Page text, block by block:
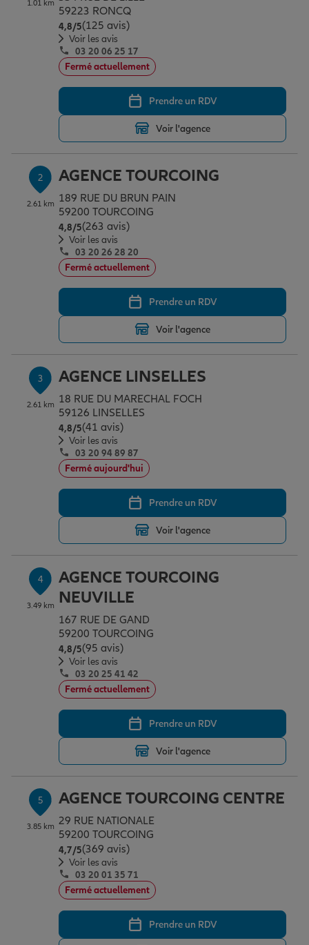
Assurance emprunteur
Prévoyance et dépendance
Assurance animal de compagnie
Protection de la famille
Protection juridique
Épargne & retraite
Plan épargne retraite
Assurance vie
Placements financiers
Investissements immobiliers
Transmission
Vos projets
Partir en vacances
Déménager
Changer de voiture
Départ à la retraite
Conseil assurance
Outre-mer
Assurance auto
Assurance habitation
Garantie des accidents de la vie
Assurance scolaire
Protection juridique
Tous nos devis d'assurance
Professionnels
Allianz en France
1.01 km
59223 RONCQ
4,8/5Note de 4.8 sur 5
(125 avis)
Voir les avis
03 20 06 25 17
Fermé actuellement
Prendre un RDV
Voir l'agence
2
2.61 km
AGENCE TOURCOING
189 RUE DU BRUN PAIN
59200 TOURCOING
4,8/5Note de 4.8 sur 5
(263 avis)
Voir les avis
03 20 26 28 20
Fermé actuellement
Prendre un RDV
Voir l'agence
3
2.61 km
AGENCE LINSELLES
18 RUE DU MARECHAL FOCH
59126 LINSELLES
4,8/5Note de 4.8 sur 5
(41 avis)
Voir les avis
03 20 94 89 87
Fermé aujourd'hui
Prendre un RDV
Voir l'agence
4
3.49 km
AGENCE TOURCOING
NEUVILLE
167 RUE DE GAND
59200 TOURCOING
4,8/5Note de 4.8 sur 5
(95 avis)
Voir les avis
03 20 25 41 42
Fermé actuellement
Prendre un RDV
Voir l'agence
5
3.85 km
AGENCE TOURCOING CENTRE
29 RUE NATIONALE
59200 TOURCOING
4,7/5Note de 4.7 sur 5
(369 avis)
Voir les avis
03 20 01 35 71
Fermé actuellement
Prendre un RDV